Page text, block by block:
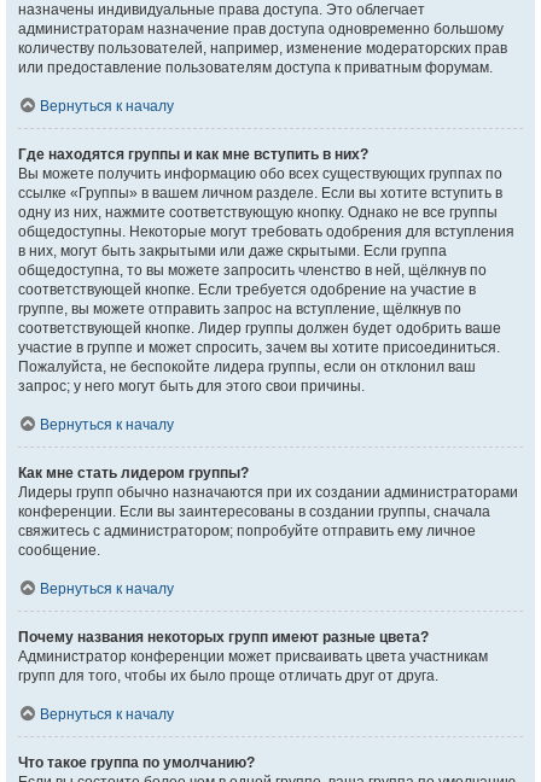
назначены индивидуальные права доступа. Это облегчает
администраторам назначение прав доступа одновременно большому
количеству пользователей, например, изменение модераторских прав
или предоставление пользователям доступа к приватным форумам.
Вернуться к началу
Где находятся группы и как мне вступить в них?
Вы можете получить информацию обо всех существующих группах по
ссылке «Группы» в вашем личном разделе. Если вы хотите вступить в
одну из них, нажмите соответствующую кнопку. Однако не все группы
общедоступны. Некоторые могут требовать одобрения для вступления
в них, могут быть закрытыми или даже скрытыми. Если группа
общедоступна, то вы можете запросить членство в ней, щёлкнув по
соответствующей кнопке. Если требуется одобрение на участие в
группе, вы можете отправить запрос на вступление, щёлкнув по
соответствующей кнопке. Лидер группы должен будет одобрить ваше
участие в группе и может спросить, зачем вы хотите присоединиться.
Пожалуйста, не беспокойте лидера группы, если он отклонил ваш
запрос; у него могут быть для этого свои причины.
Вернуться к началу
Как мне стать лидером группы?
Лидеры групп обычно назначаются при их создании администраторами
конференции. Если вы заинтересованы в создании группы, сначала
свяжитесь с администратором; попробуйте отправить ему личное
сообщение.
Вернуться к началу
Почему названия некоторых групп имеют разные цвета?
Администратор конференции может присваивать цвета участникам
групп для того, чтобы их было проще отличать друг от друга.
Вернуться к началу
Что такое группа по умолчанию?